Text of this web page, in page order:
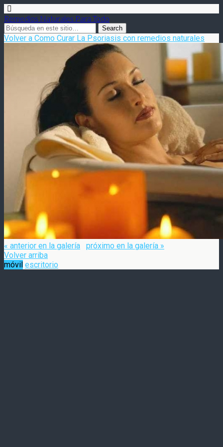
Remedios Naturales Para Todo
Volver a Como Curar La Psoriasis con remedios naturales
« anterior en la galería
próximo en la galería »
Volver arriba
móvil escritorio